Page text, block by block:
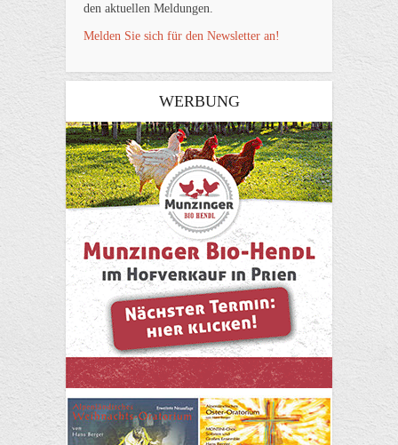
den aktuellen Meldungen.
Melden Sie sich für den Newsletter an!
WERBUNG